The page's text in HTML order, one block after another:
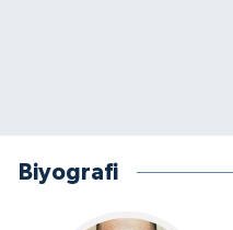
Biyografi